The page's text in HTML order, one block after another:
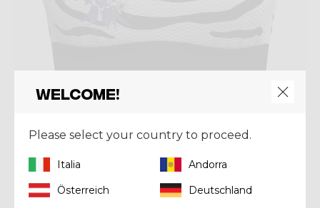
BRA LIGHTNING
€ 70,00 € 56,00
Welcome!
Please select your country to proceed.
Italia
Andorra
Österreich
Deutschland